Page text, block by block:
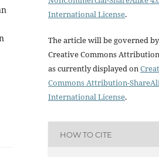
International License.
The article will be governed
Creative Commons
as currently displayed on
Commons Attribution-
International License.
HOW TO CITE